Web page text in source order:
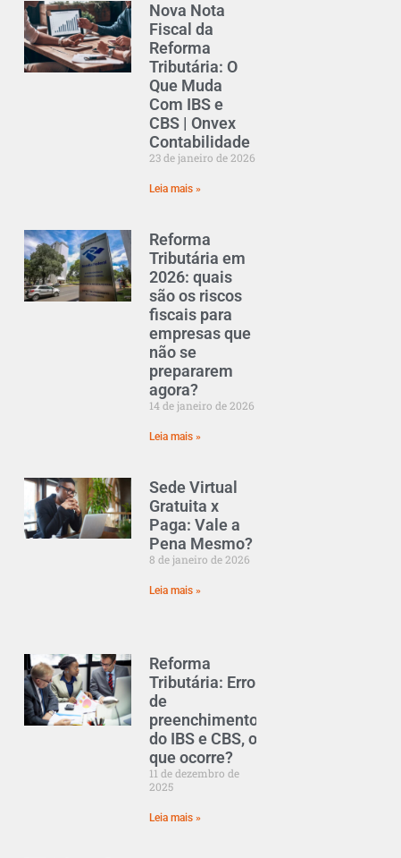
Nova Nota
Fiscal da
Reforma
Tributária: O
Que Muda
Com IBS e
CBS | Onvex
Contabilidade
23 de janeiro de 2026
Leia mais »
Reforma
Tributária em
2026: quais
são os riscos
fiscais para
empresas que
não se
prepararem
agora?
14 de janeiro de 2026
Leia mais »
Sede Virtual
Gratuita x
Paga: Vale a
Pena Mesmo?
8 de janeiro de 2026
Leia mais »
Reforma
Tributária: Erro
de
preenchimento
do IBS e CBS, o
que ocorre?
11 de dezembro de
2025
Leia mais »